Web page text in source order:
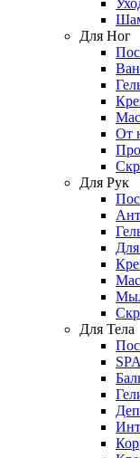
Для Ног
От
Для Рук
Для Тела
SPA